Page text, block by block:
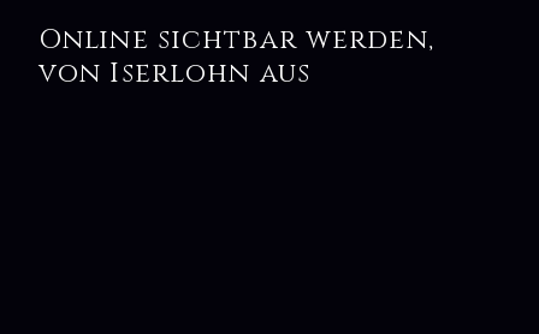
Online sichtbar werden,
von Iserlohn aus